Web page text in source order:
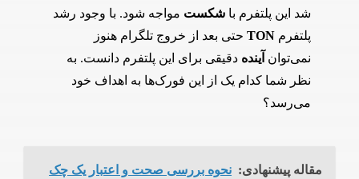
شد این پلتفرم با شکست مواجه شود. با وجود رشد
پلتفرم TONحتی بعد از خروج تلگرام هنوز
نمی‌توان آینده دقیقی برای این پلتفرم دانست. به
نظر شما کدام یک از این فورک‌ها به اهداف خود
می‌رسد؟
مقاله پیشنهادی: نحوه بررسی صحت و اعتبار یک چک